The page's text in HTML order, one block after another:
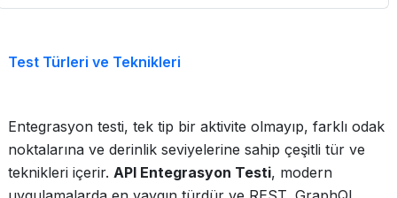
Test Türleri ve Teknikleri
Entegrasyon testi, tek tip bir aktivite olmayıp, farklı odak
noktalarına ve derinlik seviyelerine sahip çeşitli tür ve
teknikleri içerir. API Entegrasyon Testi, modern